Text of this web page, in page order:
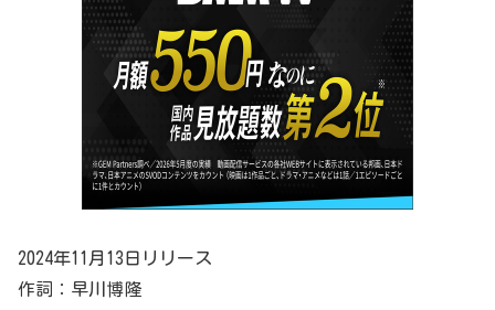
2024年11月13日リリース
作詞：早川博隆